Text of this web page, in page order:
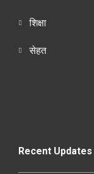
शिक्षा
सेहत
Recent Updates